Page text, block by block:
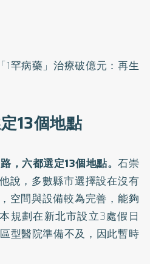
1罕病藥」治療破億元：再生
13個地點
，六都選定13個地點。石崇
說，多數縣市選擇設在沒有
空間與設備較為完善，能夠
規劃在新北市設立3處假日
型醫院準備不及，因此暫時